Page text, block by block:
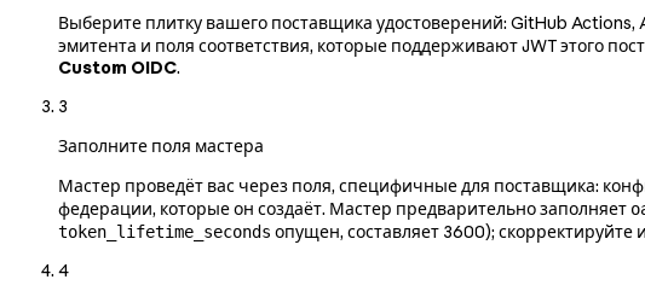
Выберите плитку вашего поставщика удостоверений: GitHub
эмитента и поля соответствия, которые поддерживают JWT этого
Custom OIDC.
3
Заполните поля мастера
Мастер проведёт вас через поля, специфичные для поставщика:
федерации, которые он создаёт. Мастер предварительно заполняет
token_lifetime_seconds опущен, составляет 3600);
4